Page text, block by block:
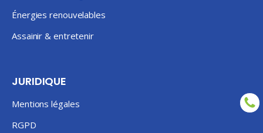
Énergies renouvelables
Assainir & entretenir
JURIDIQUE
Mentions légales
RGPD